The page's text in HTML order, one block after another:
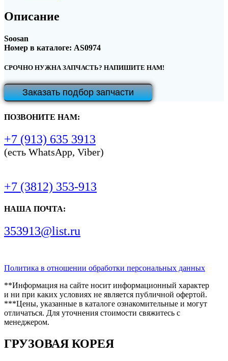
Описание
Soosan
Номер в каталоге: AS0974
СРОЧНО НУЖНА ЗАПЧАСТЬ? НАПИШИТЕ НАМ!
Заказать подбор запчасти
ПОЗВОНИТЕ НАМ:
+7 (913) 635 3913
(есть WhatsApp, Viber)
+7 (3812) 353-913
НАША ПОЧТА:
353913@list.ru
Политика в отношении обработки персональных данных
**Информация на сайте носит информационный характер
и ни при каких условиях не является публичной офертой.
***Цены, указанные в каталоге ознакомительные и могут
отличаться. Для уточнения стоимости свяжитесь с
менеджером.
ГРУЗОВАЯ КОРЕЯ